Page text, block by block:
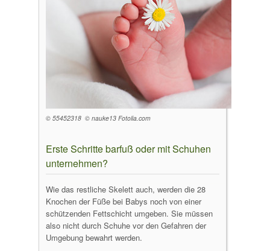
© 55452318 © nauke13 Fotolia.com
Erste Schritte barfuß oder mit Schuhen
unternehmen?
Wie das restliche Skelett auch, werden die 28
Knochen der Füße bei Babys noch von einer
schützenden Fettschicht umgeben. Sie müssen
also nicht durch Schuhe vor den Gefahren der
Umgebung bewahrt werden.